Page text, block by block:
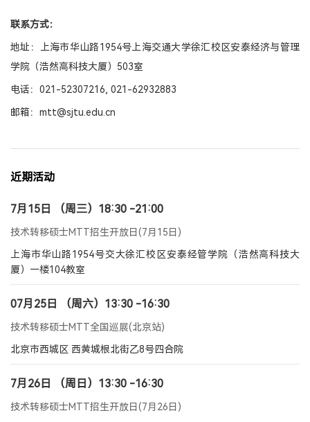
联系方式：
地址：上海市华山路1954号上海交通大学徐汇校区安泰经济与管理
学院（浩然高科技大厦）503室
电话： 021-52307216, 021-62932883
邮箱：mtt@sjtu.edu.cn
近期活动
7月15日 （周三）18:30 -21:00
技术转移硕士MTT招生开放日(7月15日)
上海市华山路1954号交大徐汇校区安泰经管学院（浩然高科技大
厦）一楼104教室
07月25日 （周六）13:30 -16:30
技术转移硕士MTT全国巡展(北京站)
北京市西城区 西黄城根北街乙8号四合院
7月26日 （周日）13:30 -16:30
技术转移硕士MTT招生开放日(7月26日)